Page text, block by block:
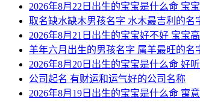
2026年8月22日出生的宝宝是什么命 宝
取名缺水缺木男孩名字 水木最吉利的名
2026年8月21日出生的宝宝好不好 宝宝
羊年六月出生的男孩名字 属羊最旺的名
2026年8月20日出生的宝宝是什么命 好
公司起名 有财运和运气好的公司名称
2026年8月19日出生的宝宝是什么命 寓